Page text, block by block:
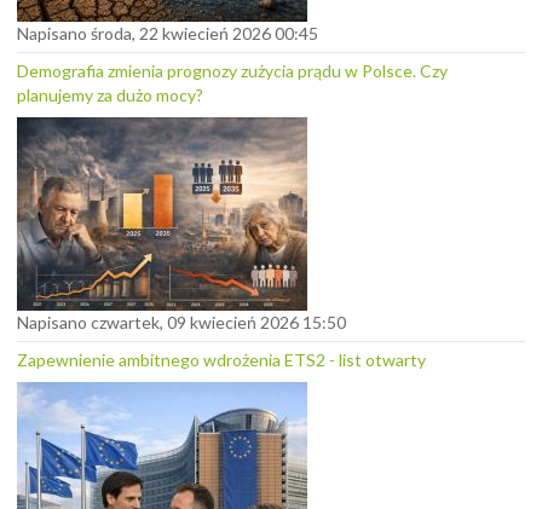
Napisano środa, 22 kwiecień 2026 00:45
Demografia zmienia prognozy zużycia prądu w Polsce. Czy
planujemy za dużo mocy?
Napisano czwartek, 09 kwiecień 2026 15:50
Zapewnienie ambitnego wdrożenia ETS2 - list otwarty